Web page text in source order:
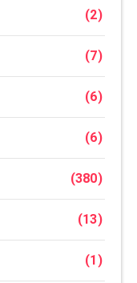
(2)
(7)
(6)
(6)
(380)
(13)
(1)